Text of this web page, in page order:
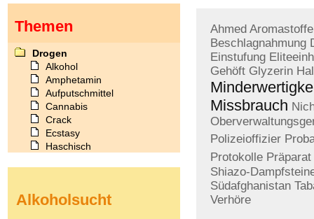
Ahmed Aromastoffe
Beschlagnahmung
Einstufung
Gehöft Glyzerin
Missbrauch
Polizeioffizier
Protokolle Präparat
Shiazo-
Südafghanistan
Verhöre
Themen
Drogen
Alkohol
Amphetamin
Aufputschmittel
Cannabis
Crack
Ecstasy
Haschisch
Kokain
Alkoholsucht